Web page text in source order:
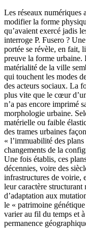
Les réseaux numériques
modifier la forme
qu’avaient exercé jadis
interroge P. Fusero ?
portée se révèle, en fait,
preuve la forme urbaine.
matérialité de la ville
qui touchent les modes
des acteurs sociaux. La
plus vite que le cœur
n’a pas encore imprimé
morphologie urbaine.
matérielle ou faible
des trames urbaines
« l’immuabilité des plans
changements de la
Une fois établis, ces
décennies, voire des
infrastructures de voirie,
leur caractère structurant
d’adaptation aux
le « patrimoine
varier au fil du temps et
permanence